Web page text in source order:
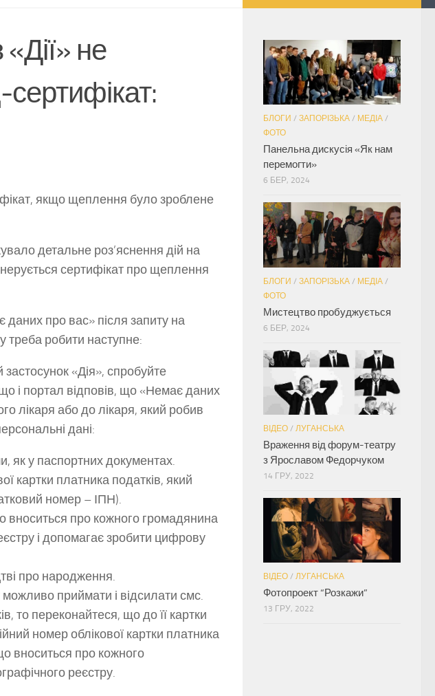
не
сертифікат:
якщо щеплення було зроблене
детальне роз’яснення дій на
сертифікат про щеплення
про вас» після запиту на
треба робити наступне:
«Дія», спробуйте
і портал відповів, що «Немає даних
лікаря або до лікаря, який робив
дані:
як у паспортних документах.
картки платника податків, який
номер – ІПН).
про кожного громадянина
і допомагає зробити цифрову
про народження.
приймати і відсилати смс.
то переконайтеся, що до її картки
номер облікової картки платника
вноситься про кожного
реєстру.
БЛОГИ / ЗАПОРІЗЬКА / МЕДІА /
ФОТО
Панельна дискусія «Як нам
перемогти»
6 БЕР, 2024
БЛОГИ / ЗАПОРІЗЬКА / МЕДІА /
ФОТО
Мистецтво пробуджується
6 БЕР, 2024
ВІДЕО / ЛУГАНСЬКА
Враження від форум-театру
з Ярославом Федорчуком
14 ГРУ, 2022
ВІДЕО / ЛУГАНСЬКА
Фотопроект “Розкажи”
13 ГРУ, 2022